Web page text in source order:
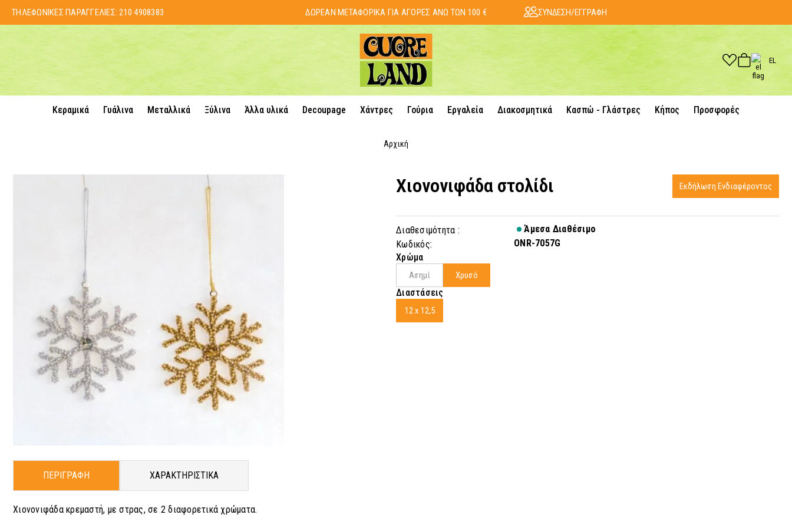
ΤΗΛΕΦΩΝΙΚΕΣ ΠΑΡΑΓΓΕΛΙΕΣ:210 4908383 ΔΩΡΕΑΝ ΜΕΤΑΦΟΡΙΚΑ ΓΙΑ ΑΓΟΡΕΣ ΑΝΩ ΤΩΝ 100 € ΣΥΝΔΕΣΗ/ΕΓΓΡΑΦΗ
EL
Κεραμικά Γυάλινα Μεταλλικά Ξύλινα Άλλα υλικά Decoupage Χάντρες Γούρια Εργαλεία Διακοσμητικά Κασπώ - Γλάστρες Κήπος Προσφορές
Αρχική
Χιονονιφάδα στολίδι
Διαθεσιμότητα :
Άμεσα Διαθέσιμο
Κωδικός:
ONR-7057G
Χρώμα
Ασημί Χρυσό
Διαστάσεις
12 x 12,5
ΠΕΡΙΓΡΑΦΗ ΧΑΡΑΚΤΗΡΙΣΤΙΚΑ
Χιονονιφάδα κρεμαστή, με στρας, σε 2 διαφορετικά χρώματα.
Εκδήλωση Ενδιαφέροντος